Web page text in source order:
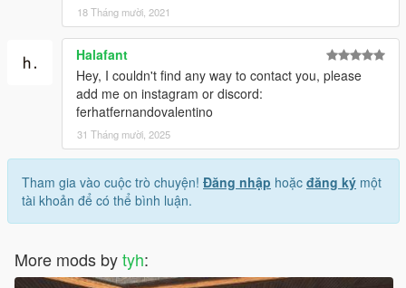
18 Tháng mười, 2021
Halafant
Hey, I couldn't find any way to contact you, please
add me on instagram or discord:
ferhatfernandovalentino
31 Tháng mười, 2025
Tham gia vào cuộc trò chuyện! Đăng nhập hoặc đăng ký một
tài khoản để có thể bình luận.
More mods bytyh: